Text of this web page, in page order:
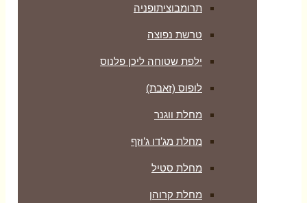
תרומבוציתופניה
טרשת נפוצה
ילפת שטוחה ליכן פלנוס
לופוס (זאבת)
מחלת ווגנר
מחלת מג’דו ג’וזף
מחלת סטיל
מחלת קרוהן